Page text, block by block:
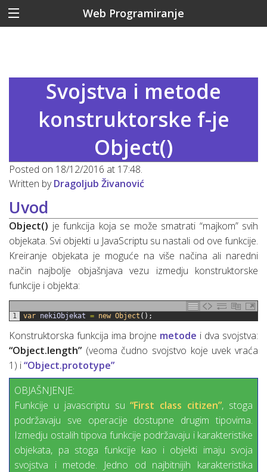
Web Programiranje
Svojstva i metode
konstruktorske f-je
Object()
Posted on 18/12/2016 at 17:48.
Written byDragoljub Živanović
Uvod
Object() je funkcija koja se može smatrati “majkom” svih
objekata. Svi objekti u JavaScriptu su nastali od ove funkcije.
Kreiranje objekata je moguće na više načina ali naredni
način najbolje objašnjava vezu izmedju konstruktorske
funkcije i objekta:
1 var nekiObjekat = new Object ( ) ;
Konstruktorska funkcija ima brojne metode i dva svojstva:
“Object.length” (veoma čudno svojstvo koje uvek vraća
1) i“Object.prototype”
OBJAŠNJENJE:
Funkcije u javascriptu su“First class citizen”, stoga
podržavaju sve operacije dostupne drugim tipovima.
Izmedju ostalih tipova funkcije podržavaju i karakteristike
objekata, pa stoga funkcije kao i objekti imaju svoja
svojstva i metode. Jedno od najbitnijih karakteristika